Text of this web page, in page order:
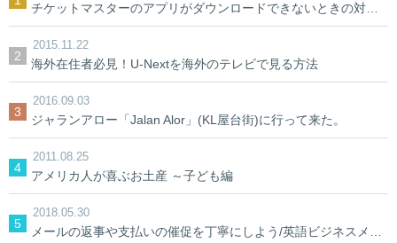
2015.11.22
海外在住者必見！U-Nextを海外のテレビで見る方法
2016.09.03
ジャランアロー「Jalan Alor」(KL屋台街)に行って来た。
2011.08.25
アメリカ人が喜ぶお土産 ～子ども編
2018.05.30